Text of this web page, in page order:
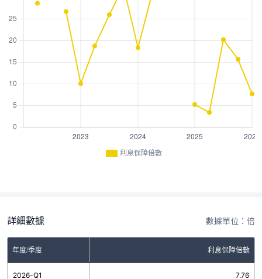
利息保障倍數
詳細數據 數據單位：倍
年度/季度 利息保障倍數
2026-Q1 7.76